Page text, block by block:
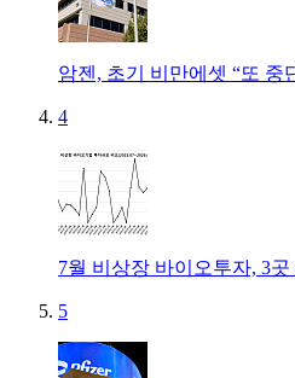
암젠, 초기 비만에셋 “또 중
4
7월 비상장 바이오투자, 3
5